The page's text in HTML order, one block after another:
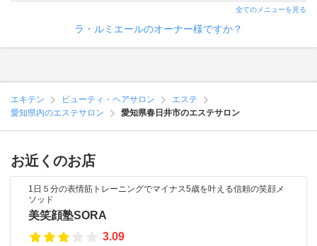
全てのメニューを見る
ラ・ルミエールのオーナー様ですか？
エキテン ビューティ・ヘアサロン
エステ
愛知県内のエステサロン
愛知県春日井市のエステサロン
お近くのお店
1日５分の表情筋トレーニングでマイナス5歳を叶える信頼の笑顔メ
ソッド
美笑顔塾SORA
3.09